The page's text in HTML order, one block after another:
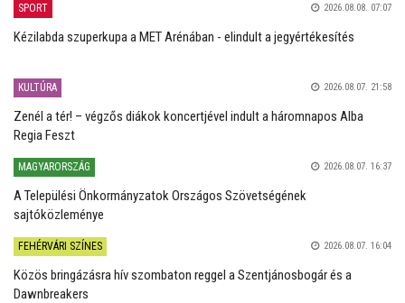
SPORT 2026.08.08. 07:07
Kézilabda szuperkupa a MET Arénában - elindult a jegyértékesítés
KULTÚRA 2026.08.07. 21:58
Zenél a tér! – végzős diákok koncertjével indult a háromnapos Alba
Regia Feszt
MAGYARORSZÁG 2026.08.07. 16:37
A Települési Önkormányzatok Országos Szövetségének
sajtóközleménye
FEHÉRVÁRI SZÍNES 2026.08.07. 16:04
Közös bringázásra hív szombaton reggel a Szentjánosbogár és a
Dawnbreakers